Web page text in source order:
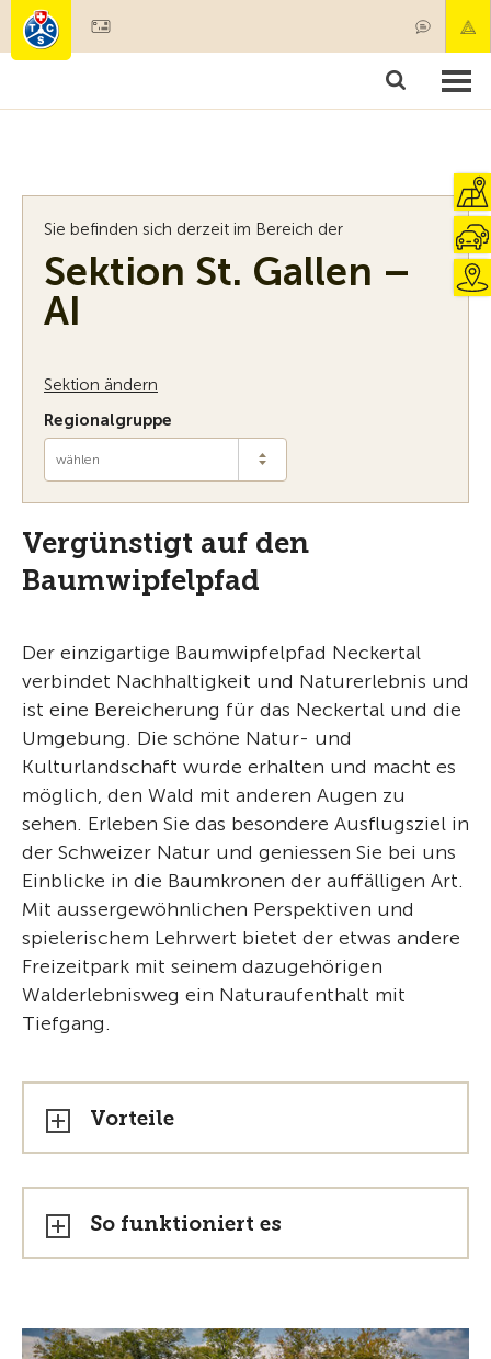
Mitgliedschaft & Leistungen
Sie befinden sich derzeit im Bereich der
Sektion St. Gallen –
AI
Sektion ändern
Regionalgruppe
wählen
Vergünstigt auf den
Baumwipfelpfad
Der einzigartige Baumwipfelpfad Neckertal
verbindet Nachhaltigkeit und Naturerlebnis und
ist eine Bereicherung für das Neckertal und die
Umgebung. Die schöne Natur- und
Kulturlandschaft wurde erhalten und macht es
möglich, den Wald mit anderen Augen zu
sehen. Erleben Sie das besondere Ausflugsziel in
der Schweizer Natur und geniessen Sie bei uns
Einblicke in die Baumkronen der auffälligen Art.
Mit aussergewöhnlichen Perspektiven und
spielerischem Lehrwert bietet der etwas andere
Freizeitpark mit seinem dazugehörigen
Walderlebnisweg ein Naturaufenthalt mit
Tiefgang.
Vorteile
So funktioniert es